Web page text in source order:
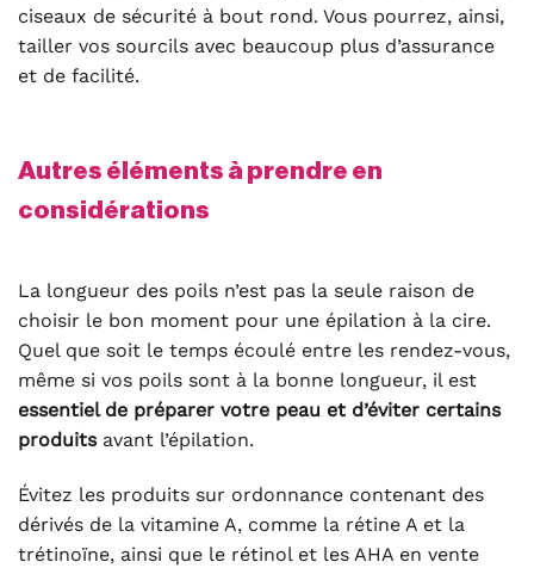
ciseaux de sécurité à bout rond. Vous pourrez, ainsi,
tailler vos sourcils avec beaucoup plus d’assurance
et de facilité.
Autres éléments à prendre en
considérations
La longueur des poils n’est pas la seule raison de
choisir le bon moment pour une épilation à la cire.
Quel que soit le temps écoulé entre les rendez-vous,
même si vos poils sont à la bonne longueur, il est
essentiel de préparer votre peau et d’éviter certains
produitsavant l’épilation.
Évitez les produits sur ordonnance contenant des
dérivés de la vitamine A, comme la rétine A et la
trétinoïne, ainsi que le rétinol et les AHA en vente